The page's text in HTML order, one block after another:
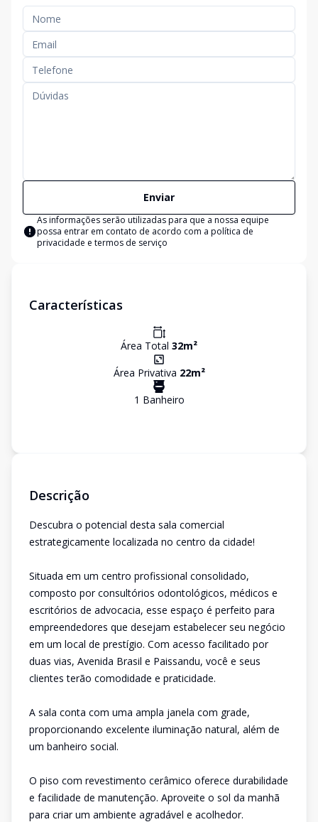
Enviar
As informações serão utilizadas para que a nossa equipe
possa entrar em contato de acordo com a política de
privacidade e termos de serviço
Características
Área Total 32m²
Área Privativa 22m²
1 Banheiro
Descrição
Descubra o potencial desta sala comercial
estrategicamente localizada no centro da cidade!
Situada em um centro profissional consolidado,
composto por consultórios odontológicos, médicos e
escritórios de advocacia, esse espaço é perfeito para
empreendedores que desejam estabelecer seu negócio
em um local de prestígio. Com acesso facilitado por
duas vias, Avenida Brasil e Paissandu, você e seus
clientes terão comodidade e praticidade.
A sala conta com uma ampla janela com grade,
proporcionando excelente iluminação natural, além de
um banheiro social.
O piso com revestimento cerâmico oferece durabilidade
e facilidade de manutenção. Aproveite o sol da manhã
para criar um ambiente agradável e acolhedor.